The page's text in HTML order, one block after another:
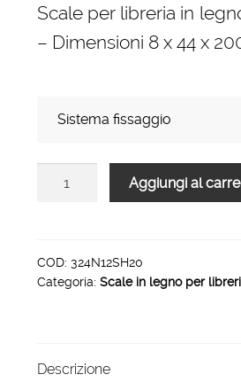
da
Scale per libreria in
– Dimensioni 8 x 44 x
Sistema fissaggio
legno
12
tinto
Aggiungi al
COD: 324N12SH20
Categoria: Scale in legno per
Descrizione